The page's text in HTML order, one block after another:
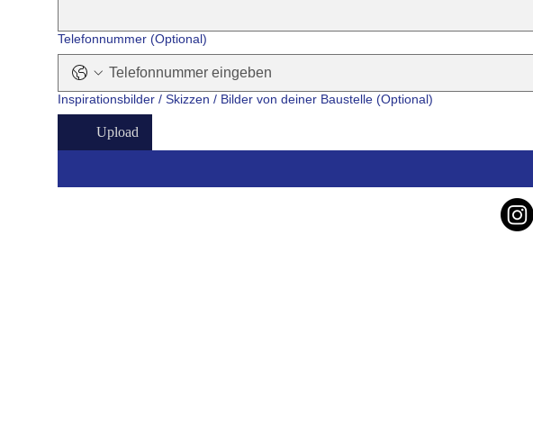
45m²
46m²
Telefonnummer (Optional)
Inspirationsbilder / Skizzen / Bilder von deiner Baustelle (Optional)
Upload